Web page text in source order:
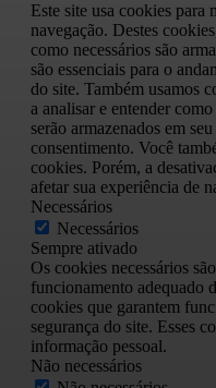
Este site usa cookies para
navegação. Destes
como necessários são
são essenciais para o
do site. Também usamos
a analisar e entender
serão armazenados em
consentimento. Você
cookies. Porém, a
afetar sua experiência de
Necessários
Necessários
Sempre ativado
Os cookies necessários
funcionamento adequado
cookies que garantem
segurança do site. Esses
informação pessoal.
Não necessários